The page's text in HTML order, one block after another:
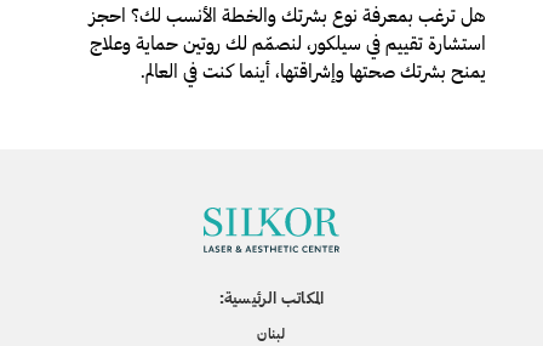
هل ترغب بمعرفة نوع بشرتك والخطة الأنسب لك؟ احجز
استشارة تقييم في سيلكور، لنصمّم لك روتين حماية وعلاج
يمنح بشرتك صحتها وإشراقتها، أينما كنت في العالم.
المكاتب الرئيسية:
لبنان